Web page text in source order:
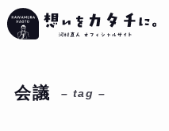
会議 – tag –